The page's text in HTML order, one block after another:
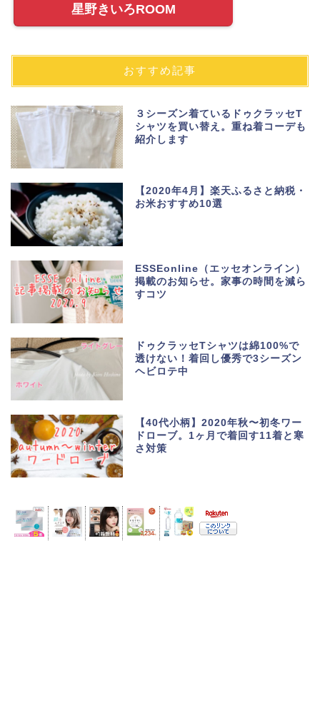
星野きいろROOM
おすすめ記事
３シーズン着ているドゥクラッセT
シャツを買い替え。重ね着コーデも
紹介します
【2020年4月】楽天ふるさと納税・
お米おすすめ10選
ESSEonline（エッセオンライン）
掲載のお知らせ。家事の時間を減ら
すコツ
ドゥクラッセTシャツは綿100%で
透けない！着回し優秀で3シーズン
ヘビロテ中
【40代小柄】2020年秋〜初冬ワー
ドローブ。1ヶ月で着回す11着と寒
さ対策